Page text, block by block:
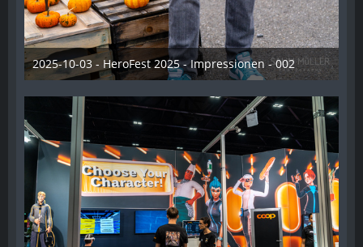
2025-10-03 - HeroFest 2025 - Impressionen - 002
21. Oktober 2025